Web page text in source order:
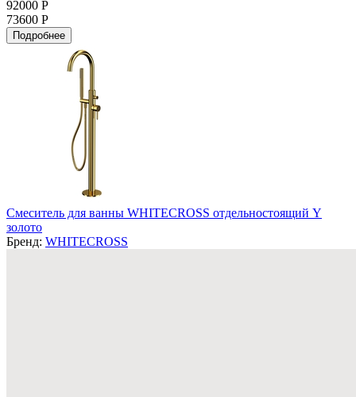
92000 Р
73600 Р
Подробнее
Смеситель для ванны WHITECROSS отдельностоящий Y
золото
Бренд: WHITECROSS